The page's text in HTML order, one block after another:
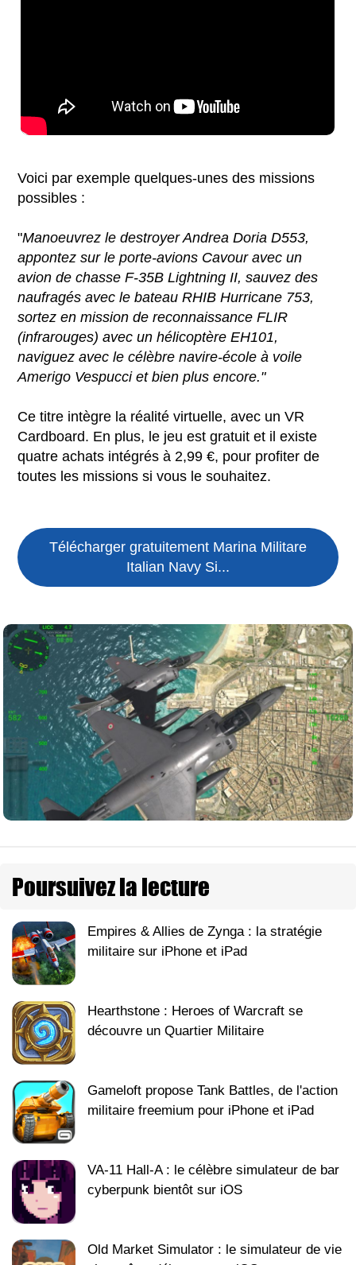
Voici par exemple quelques-unes des missions
possibles :
"Manoeuvrez le destroyer Andrea Doria D553,
appontez sur le porte-avions Cavour avec un
avion de chasse F-35B Lightning II, sauvez des
naufragés avec le bateau RHIB Hurricane 753,
sortez en mission de reconnaissance FLIR
(infrarouges) avec un hélicoptère EH101,
naviguez avec le célèbre navire-école à voile
Amerigo Vespucci et bien plus encore."
Ce titre intègre la réalité virtuelle, avec un VR
Cardboard. En plus, le jeu est gratuit et il existe
quatre achats intégrés à 2,99 €, pour profiter de
toutes les missions si vous le souhaitez.
Télécharger gratuitement Marina Militare
Italian Navy Si...
Poursuivez la lecture
Empires & Allies de Zynga : la stratégie
militaire sur iPhone et iPad
Hearthstone : Heroes of Warcraft se
découvre un Quartier Militaire
Gameloft propose Tank Battles, de l'action
militaire freemium pour iPhone et iPad
VA-11 Hall-A : le célèbre simulateur de bar
cyberpunk bientôt sur iOS
Old Market Simulator : le simulateur de vie